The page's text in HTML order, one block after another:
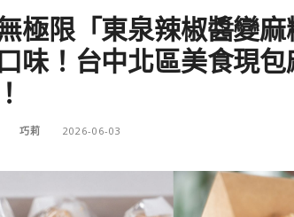
極限「東泉辣椒醬變
味！台中北區美食現
巧莉 2026-06-03